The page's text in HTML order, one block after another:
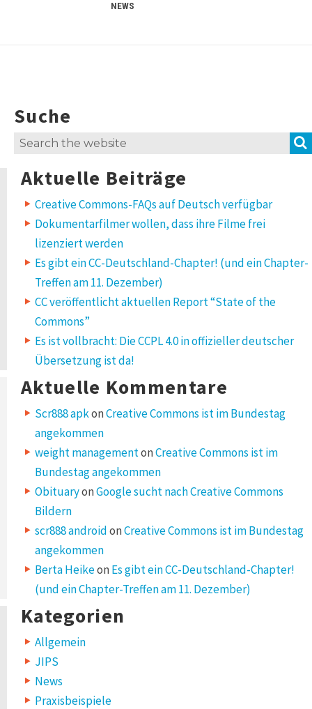
NEWS
Suche
Search
Aktuelle Beiträge
Creative Commons-FAQs auf Deutsch verfügbar
Dokumentarfilmer wollen, dass ihre Filme frei
lizenziert werden
Es gibt ein CC-Deutschland-Chapter! (und ein Chapter-
Treffen am 11. Dezember)
CC veröffentlicht aktuellen Report “State of the
Commons”
Es ist vollbracht: Die CCPL 4.0 in offizieller deutscher
Übersetzung ist da!
Aktuelle Kommentare
Scr888 apkonCreative Commons ist im Bundestag
angekommen
weight managementonCreative Commons ist im
Bundestag angekommen
ObituaryonGoogle sucht nach Creative Commons
Bildern
scr888 androidonCreative Commons ist im Bundestag
angekommen
Berta Heikeon Es gibt ein CC-Deutschland-Chapter!
(und ein Chapter-Treffen am 11. Dezember)
Kategorien
Allgemein
JIPS
News
Praxisbeispiele